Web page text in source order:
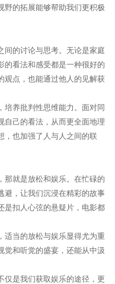
野的拓展能够帮助我们更积极
间的讨论与思考。无论是家庭
的看法和感受都是一种很好的
观点，也能通过他人的见解获
培养批判性思维能力。面对同
自己的看法，从而更全面地理
，也加强了人与人之间的联
那就是放松和娱乐。在忙碌的
避，让我们沉浸在精彩的故事
是扣人心弦的悬疑片，电影都
适当的放松与娱乐显得尤为重
觉和听觉的盛宴，还能从中汲
仅是我们获取娱乐的途径，更